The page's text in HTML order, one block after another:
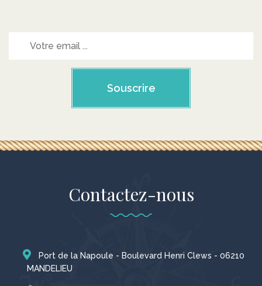
Souscrire
Contactez-nous
Port de la Napoule - Boulevard Henri Clews - 06210
MANDELIEU